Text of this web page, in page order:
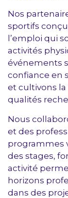
Nos
sportifs
l’emploi qui
activités
événements
confiance en
et cultivons la
qualités
Nous
et des
programmes
des stages,
activité
horizons
dans des